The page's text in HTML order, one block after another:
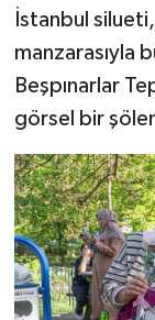
İstanbul
manzarasıyla
Beşpınarlar
görsel bir